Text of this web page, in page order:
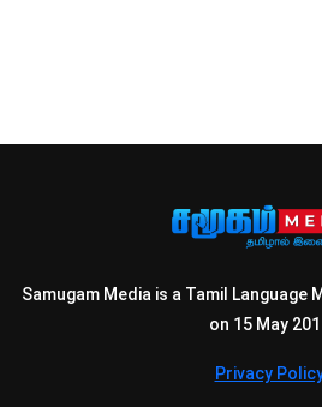
Samugam Media is a Tamil Language
on 15 May
Privacy